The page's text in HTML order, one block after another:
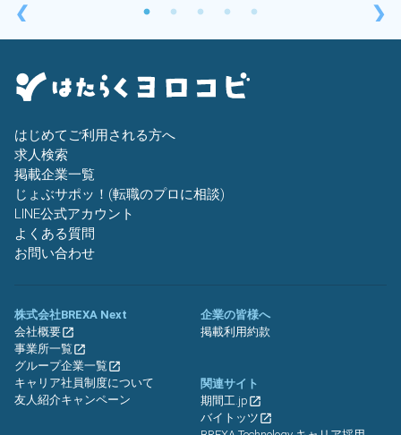
❮ ❯
はじめてご利用される方へ
求人検索
掲載企業一覧
じょぶサポッ！(転職のプロに相談)
LINE公式アカウント
よくある質問
お問い合わせ
株式会社BREXA Next
会社概要
事業所一覧
グループ企業一覧
キャリア社員制度について
友人紹介キャンペーン
企業の皆様へ
掲載利用約款
関連サイト
期間工.jp
バイトッツ